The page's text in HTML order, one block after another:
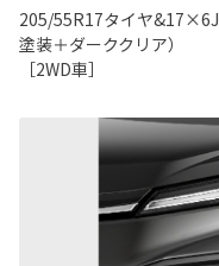
205/55R17タイヤ&17×6J
塗装＋ダーククリア）
［2WD車］